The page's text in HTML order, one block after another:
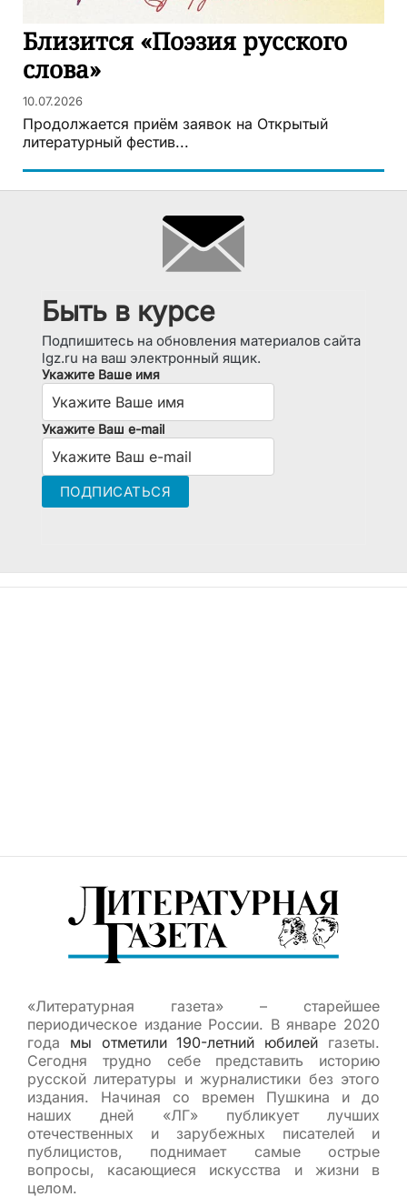
Близится «Поэзия русского
слова»
10.07.2026
Продолжается приём заявок на Открытый
литературный фестив...
Быть в курсе
Подпишитесь на обновления материалов сайта
lgz.ru на ваш электронный ящик.
Укажите Ваше имя
Укажите Ваш e-mail
«Литературная газета» – старейшее
периодическое издание России. В январе 2020
года мы отметили 190-летний юбилей газеты.
Сегодня трудно себе представить историю
русской литературы и журналистики без этого
издания. Начиная со времен Пушкина и до
наших дней «ЛГ» публикует лучших
отечественных и зарубежных писателей и
публицистов, поднимает самые острые
вопросы, касающиеся искусства и жизни в
целом.